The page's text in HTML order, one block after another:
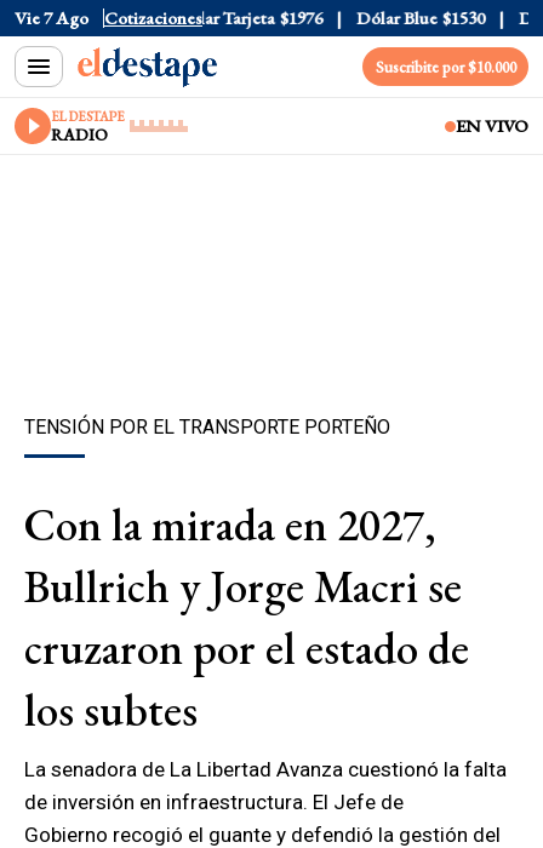
Vie 7 Ago Cotizaciones
Oficial $1520 Dólar Tarjeta $1976 Dólar Blue $1530 Dólar
Suscribite por $10.000
EL DESTAPE
RADIO EN VIVO
TENSIÓN POR EL TRANSPORTE PORTEÑO
Con la mirada en 2027,
Bullrich y Jorge Macri se
cruzaron por el estado de
los subtes
La senadora de La Libertad Avanza cuestionó la falta
de inversión en infraestructura. El Jefe de
Gobierno recogió el guante y defendió la gestión del